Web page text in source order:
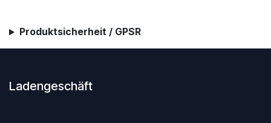
Produktsicherheit / GPSR
Ladengeschäft